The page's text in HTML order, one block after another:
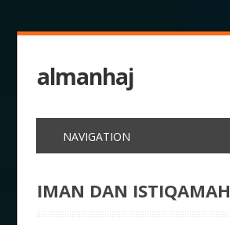
almanhaj
IMAN DAN ISTIQAMAH